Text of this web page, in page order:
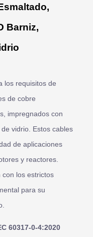
Barniz,
los requisitos de
de cobre
impregnados con
vidrio. Estos cables
de aplicaciones
y reactores.
los estrictos
para su
60317-0-4:2020